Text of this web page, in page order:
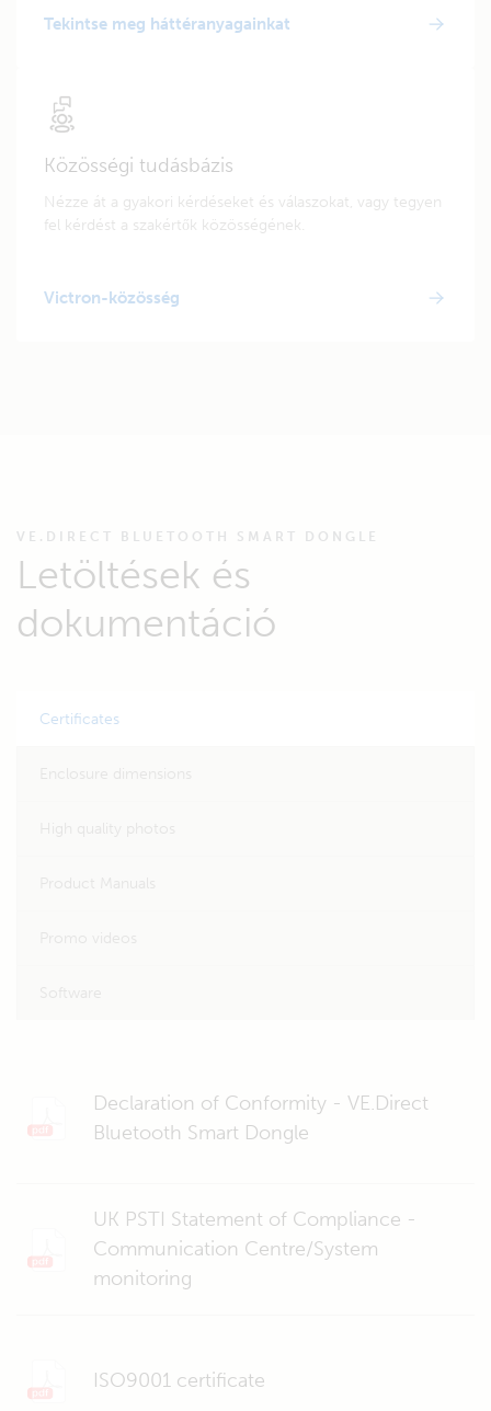
Tekintse meg háttéranyagainkat
Közösségi tudásbázis
Nézze át a gyakori kérdéseket és válaszokat, vagy tegyen
fel kérdést a szakértők közösségének.
Victron-közösség
VE.DIRECT BLUETOOTH SMART DONGLE
Letöltések és
dokumentáció
Certificates
Declaration of Conformity - VE.Direct
Bluetooth Smart Dongle
UK PSTI Statement of Compliance -
Communication Centre/System
monitoring
ISO9001 certificate